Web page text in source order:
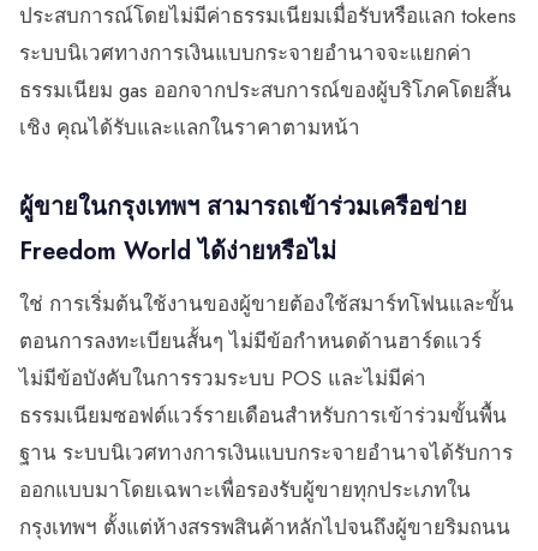
ประสบการณ์โดยไม่มีค่าธรรมเนียมเมื่อรับหรือแลก tokens
ระบบนิเวศทางการเงินแบบกระจายอำนาจจะแยกค่า
ธรรมเนียม gas ออกจากประสบการณ์ของผู้บริโภคโดยสิ้น
เชิง คุณได้รับและแลกในราคาตามหน้า
ผู้ขายในกรุงเทพฯ สามารถเข้าร่วมเครือข่าย
Freedom World ได้ง่ายหรือไม่
ใช่ การเริ่มต้นใช้งานของผู้ขายต้องใช้สมาร์ทโฟนและขั้น
ตอนการลงทะเบียนสั้นๆ ไม่มีข้อกำหนดด้านฮาร์ดแวร์
ไม่มีข้อบังคับในการรวมระบบ POS และไม่มีค่า
ธรรมเนียมซอฟต์แวร์รายเดือนสำหรับการเข้าร่วมขั้นพื้น
ฐาน ระบบนิเวศทางการเงินแบบกระจายอำนาจได้รับการ
ออกแบบมาโดยเฉพาะเพื่อรองรับผู้ขายทุกประเภทใน
กรุงเทพฯ ตั้งแต่ห้างสรรพสินค้าหลักไปจนถึงผู้ขายริมถนน